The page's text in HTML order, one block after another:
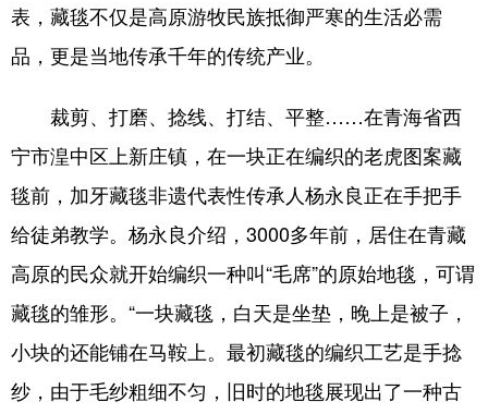
表，藏毯不仅是高原游牧民族抵御严寒的生活必需
品，更是当地传承千年的传统产业。
裁剪、打磨、捻线、打结、平整……在青海省西
宁市湟中区上新庄镇，在一块正在编织的老虎图案藏
毯前，加牙藏毯非遗代表性传承人杨永良正在手把手
给徒弟教学。杨永良介绍，3000多年前，居住在青藏
高原的民众就开始编织一种叫“毛席”的原始地毯，可谓
藏毯的雏形。“一块藏毯，白天是坐垫，晚上是被子，
小块的还能铺在马鞍上。最初藏毯的编织工艺是手捻
纱，由于毛纱粗细不匀，旧时的地毯展现出了一种古